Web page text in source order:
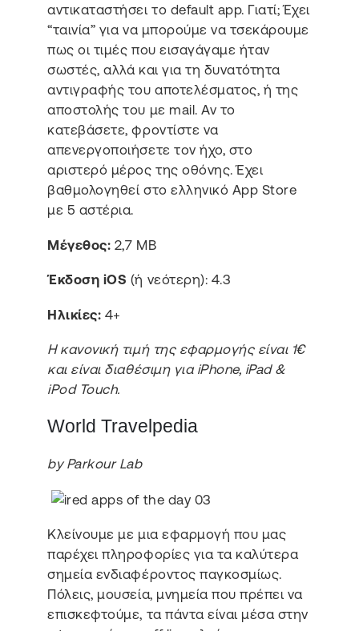
αντικαταστήσει το default app. Γιατί; Έχει
“ταινία” για να μπορούμε να τσεκάρουμε
πως οι τιμές που εισαγάγαμε ήταν
σωστές, αλλά και για τη δυνατότητα
αντιγραφής του αποτελέσματος, ή της
αποστολής του με mail. Αν το
κατεβάσετε, φροντίστε να
απενεργοποιήσετε τον ήχο, στο
αριστερό μέρος της οθόνης. Έχει
βαθμολογηθεί στο ελληνικό App Store
με 5 αστέρια.
Μέγεθος: 2,7 MB
Έκδοση iOS (ή νεότερη): 4.3
Ηλικίες: 4+
Η κανονική τιμή της εφαρμογής είναι 1€
και είναι διαθέσιμη για iPhone, iPad &
iPod Touch.
World Travelpedia
by Parkour Lab
Κλείνουμε με μια εφαρμογή που μας
παρέχει πληροφορίες για τα καλύτερα
σημεία ενδιαφέροντος παγκοσμίως.
Πόλεις, μουσεία, μνημεία που πρέπει να
επισκεφτούμε, τα πάντα είναι μέσα στην